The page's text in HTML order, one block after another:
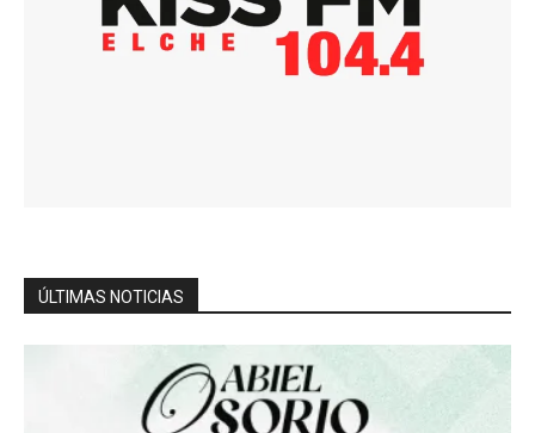
ÚLTIMAS NOTICIAS